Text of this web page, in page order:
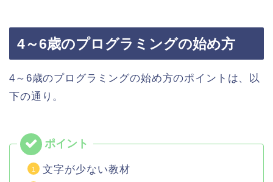
4～6歳のプログラミングの始め方
4～6歳のプログラミングの始め方のポイントは、以
下の通り。
文字が少ない教材